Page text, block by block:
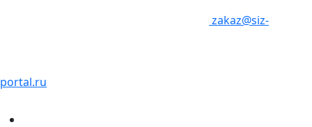
zakaz@siz-
portal.ru